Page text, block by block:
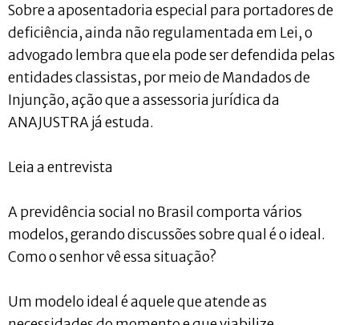
Sobre a aposentadoria especial para portadores de
deficiência, ainda não regulamentada em Lei, o
advogado lembra que ela pode ser defendida pelas
entidades classistas, por meio de Mandados de
Injunção, ação que a assessoria jurídica da
ANAJUSTRA já estuda.
Leia a entrevista
A previdência social no Brasil comporta vários
modelos, gerando discussões sobre qual é o ideal.
Como o senhor vê essa situação?
Um modelo ideal é aquele que atende as